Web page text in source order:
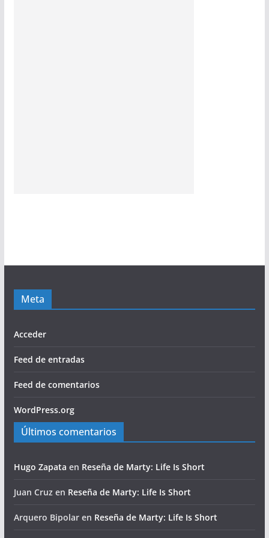
Meta
Acceder
Feed de entradas
Feed de comentarios
WordPress.org
Últimos comentarios
Hugo Zapata en Reseña de Marty: Life Is Short
Juan Cruzen Reseña de Marty: Life Is Short
Arquero Bipolaren Reseña de Marty: Life Is Short